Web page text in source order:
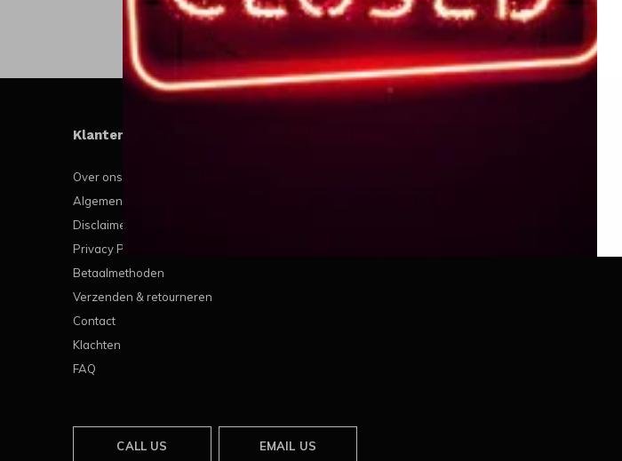
Klantenservice
Over ons
Algemene voorwaarden
Disclaimer
Privacy Policy
Betaalmethoden
Verzenden & retourneren
Contact
Klachten
FAQ
CALL US EMAIL US